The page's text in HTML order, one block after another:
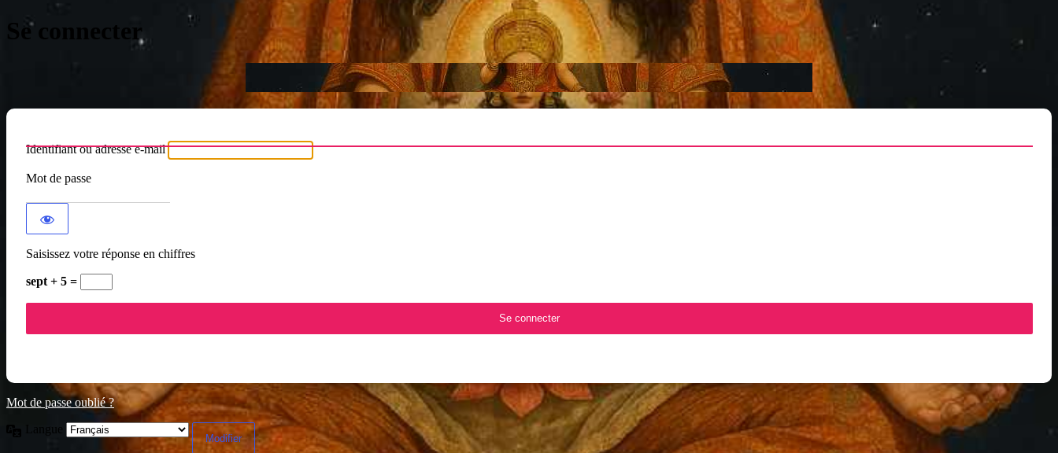
Se connecter
Identifiant ou adresse e-mail
Mot de passe
Saisissez votre réponse en chiffres
sept + 5 =
Mot de passe oublié ?
Langue